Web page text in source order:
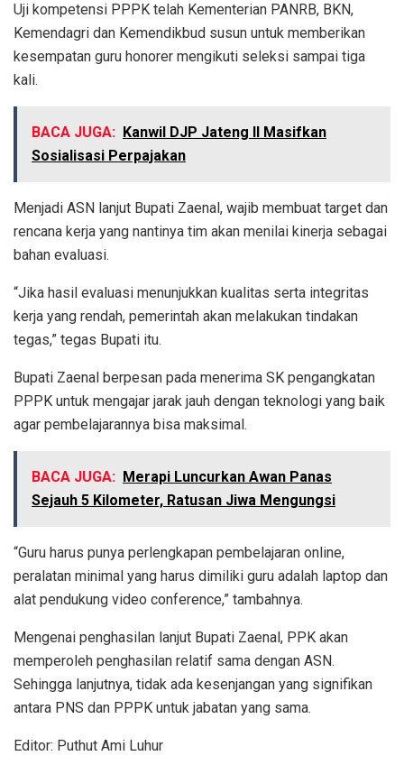
Uji kompetensi PPPK telah Kementerian PANRB, BKN,
Kemendagri dan Kemendikbud susun untuk memberikan
kesempatan guru honorer mengikuti seleksi sampai tiga
kali.
BACA JUGA: Kanwil DJP Jateng II Masifkan
Sosialisasi Perpajakan
Menjadi ASN lanjut Bupati Zaenal, wajib membuat target dan
rencana kerja yang nantinya tim akan menilai kinerja sebagai
bahan evaluasi.
“Jika hasil evaluasi menunjukkan kualitas serta integritas
kerja yang rendah, pemerintah akan melakukan tindakan
tegas,” tegas Bupati itu.
Bupati Zaenal berpesan pada menerima SK pengangkatan
PPPK untuk mengajar jarak jauh dengan teknologi yang baik
agar pembelajarannya bisa maksimal.
BACA JUGA: Merapi Luncurkan Awan Panas
Sejauh 5 Kilometer, Ratusan Jiwa Mengungsi
“Guru harus punya perlengkapan pembelajaran online,
peralatan minimal yang harus dimiliki guru adalah laptop dan
alat pendukung video conference,” tambahnya.
Mengenai penghasilan lanjut Bupati Zaenal, PPK akan
memperoleh penghasilan relatif sama dengan ASN.
Sehingga lanjutnya, tidak ada kesenjangan yang signifikan
antara PNS dan PPPK untuk jabatan yang sama.
Editor: Puthut Ami Luhur